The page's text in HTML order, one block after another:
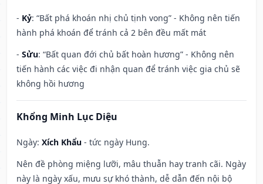
- Kỷ: “Bất phá khoán nhị chủ tịnh vong” - Không nên tiến
hành phá khoán để tránh cả 2 bên đều mất mát
- Sửu: “Bất quan đới chủ bất hoàn hương” - Không nên
tiến hành các việc đi nhận quan để tránh việc gia chủ sẽ
không hồi hương
Khổng Minh Lục Diệu
Ngày: Xích Khẩu - tức ngày Hung.
Nên đề phòng miệng lưỡi, mâu thuẫn hay tranh cãi. Ngày
này là ngày xấu, mưu sự khó thành, dễ dẫn đến nội bộ